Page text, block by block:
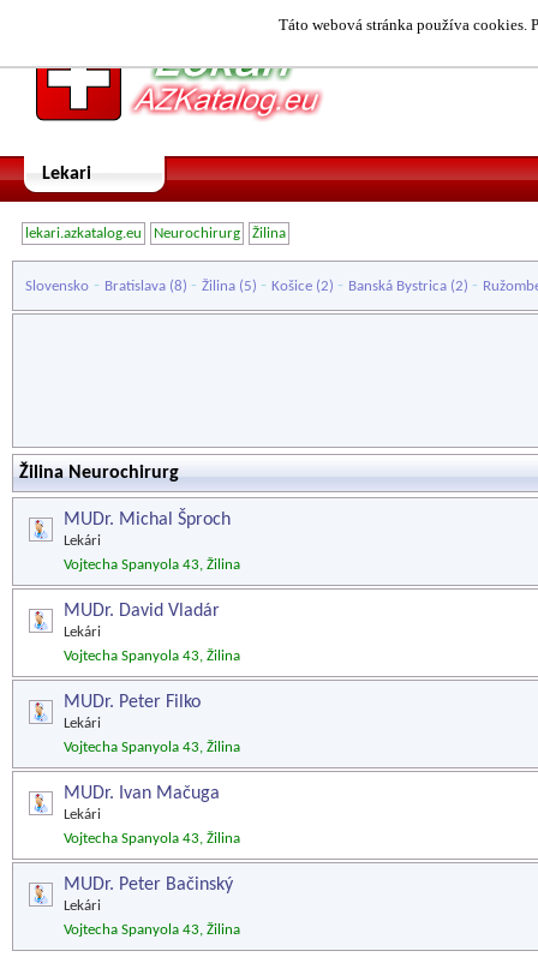
Táto webová stránka používa cookies.
Lekari
lekari.azkatalog.eu Neurochirurg Žilina
Slovensko - Bratislava (8) - Žilina (5) - Košice (2) - Banská Bystrica (2) -
Žilina Neurochirurg
MUDr. Michal Šproch
Lekári
Vojtecha Spanyola 43, Žilina
MUDr. David Vladár
Lekári
Vojtecha Spanyola 43, Žilina
MUDr. Peter Filko
Lekári
Vojtecha Spanyola 43, Žilina
MUDr. Ivan Mačuga
Lekári
Vojtecha Spanyola 43, Žilina
MUDr. Peter Bačinský
Lekári
Vojtecha Spanyola 43, Žilina